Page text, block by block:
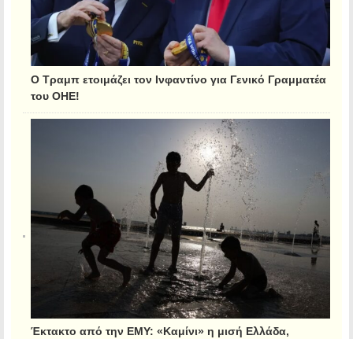
Ο Τραμπ ετοιμάζει τον Ινφαντίνο για Γενικό Γραμματέα
του ΟΗΕ!
Έκτακτο από την ΕΜΥ: «Καμίνι» η μισή Ελλάδα,